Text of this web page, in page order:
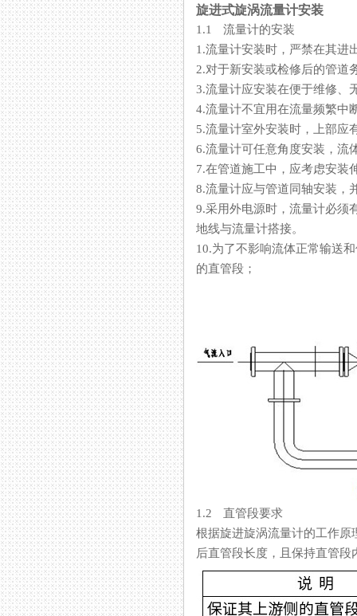
旋进式旋涡流量计安装
1.1 流量计的安装
1.流量计安装时，严禁在其
2.对于新安装或检修后的管道务
3.流量计应安装在便于维修
4.流量计不宜用在流量频繁中
5.流量计室外安装时，上部应
6.流量计可任意角度安装，
7.在管道施工中，应考虑安
8.流量计应与管道同轴安装
9.采用外电源时，流量计必须
地线与流量计搭接。
10.为了不影响流体正常输送
的直管段；
1.2 直管段要求
根据旋进旋涡流量计的工作原理
后直管段长度，且保持直管段